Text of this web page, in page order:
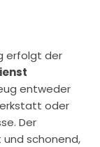
erfolgt der
entweder
oder
Der
schonend,